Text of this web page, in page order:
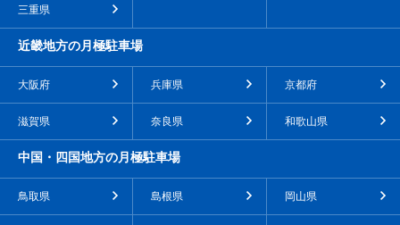
三重県
近畿地方の月極駐車場
大阪府 兵庫県 京都府
滋賀県 奈良県 和歌山県
中国・四国地方の月極駐車場
鳥取県 島根県 岡山県